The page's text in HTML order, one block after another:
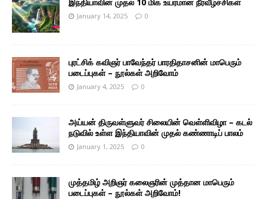
January 14, 2025 0
புரட்சிக் கவிஞர் பாவேந்தர் பாரதிதாசனின் மாபெரும்
படைப்புகள் – நூல்கள் அறிவோம்
January 4, 2025 0
அய்யன் திருவள்ளுவர் சிலையின் வெள்ளிவிழா – கடல்
நடுவில் உள்ள இந்தியாவின் முதல் கண்ணாடிப் பாலம்
January 1, 2025 0
முத்தமிழ் அறிஞர் கலைஞரின் முத்தான மாபெரும்
படைப்புகள் – நூல்கள் அறிவோம்!